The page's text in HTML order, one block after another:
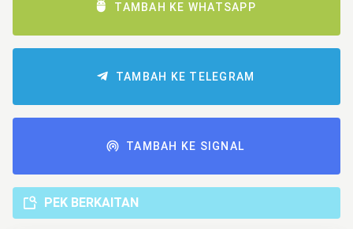
TAMBAH KE WHATSAPP
TAMBAH KE TELEGRAM
TAMBAH KE SIGNAL
PEK BERKAITAN